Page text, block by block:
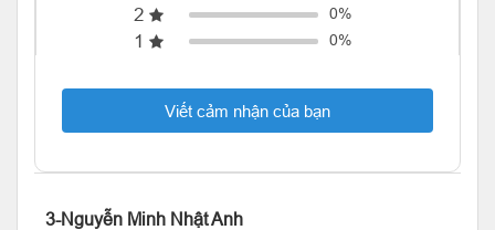
2 0%
1 0%
Viết cảm nhận của bạn
3-Nguyễn Minh Nhật Anh